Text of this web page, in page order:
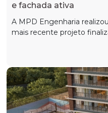
e fachada ativa
A MPD Engenharia
mais recente projeto